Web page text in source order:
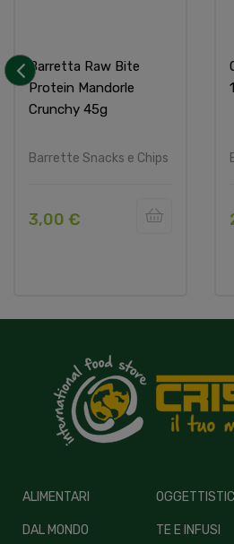
Barretta Raw Bite
Protein Mandorle
Crunchy 45g
Barrette Snacks e Chips
3,00 €
ALIMENTARI
DAL MONDO TE E INFUSI